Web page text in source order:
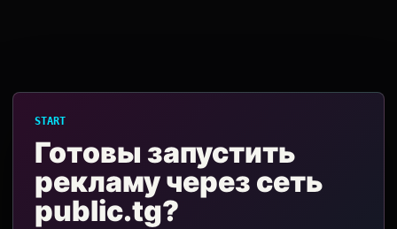
START
Готовы запустить
рекламу через сеть
public.tg?